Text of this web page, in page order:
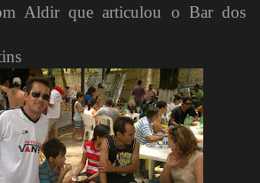
Aldir que articulou o Bar dos